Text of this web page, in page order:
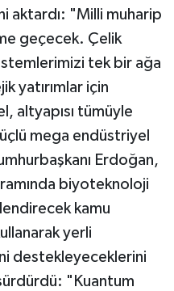
aktardı: "Milli muharip
geçecek. Çelik
tek bir ağa
yatırımlar için
altyapısı tümüyle
mega endüstriyel
Erdoğan,
biyoteknoloji
kamu
yerli
destekleyeceklerini
"Kuantum